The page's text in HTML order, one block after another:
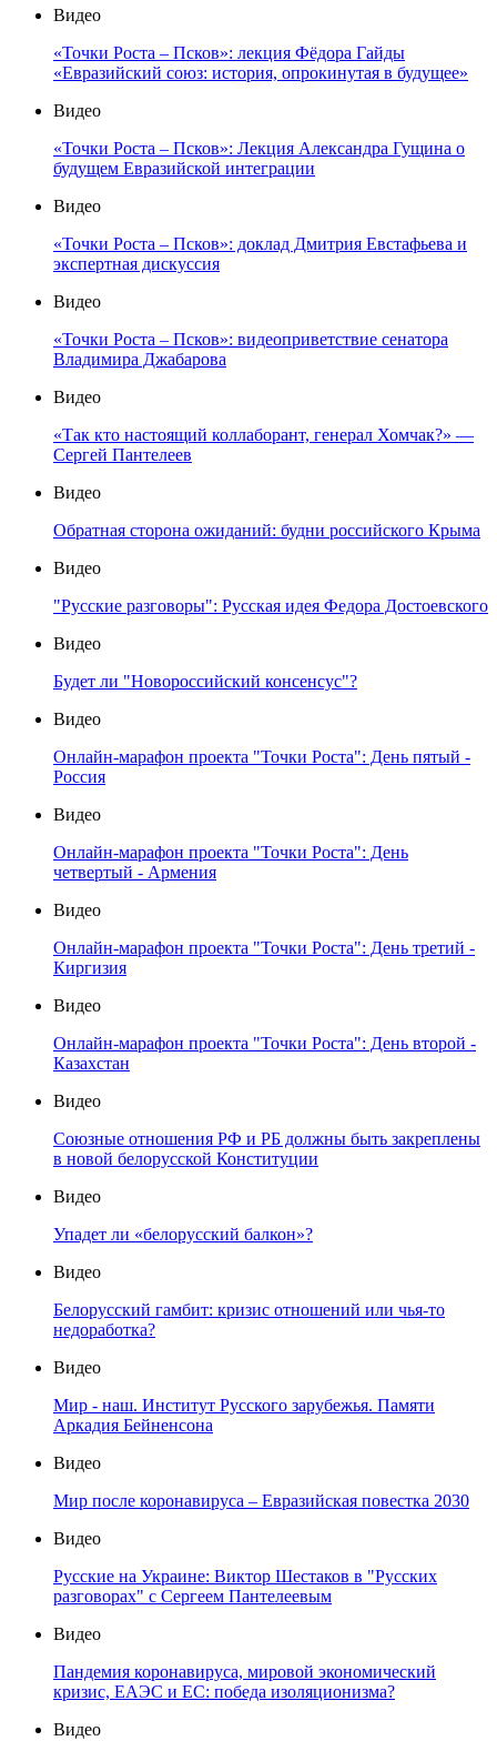
Видео
«Точки Роста – Псков»: лекция Фёдора Гайды
«Евразийский союз: история, опрокинутая в будущее»
Видео
«Точки Роста – Псков»: Лекция Александра Гущина о
будущем Евразийской интеграции
Видео
«Точки Роста – Псков»: доклад Дмитрия Евстафьева и
экспертная дискуссия
Видео
«Точки Роста – Псков»: видеоприветствие сенатора
Владимира Джабарова
Видео
«Так кто настоящий коллаборант, генерал Хомчак?» —
Сергей Пантелеев
Видео
Обратная сторона ожиданий: будни российского Крыма
Видео
"Русские разговоры": Русская идея Федора Достоевского
Видео
Будет ли "Новороссийский консенсус"?
Видео
Онлайн-марафон проекта "Точки Роста": День пятый -
Россия
Видео
Онлайн-марафон проекта "Точки Роста": День
четвертый - Армения
Видео
Онлайн-марафон проекта "Точки Роста": День третий -
Киргизия
Видео
Онлайн-марафон проекта "Точки Роста": День второй -
Казахстан
Видео
Союзные отношения РФ и РБ должны быть закреплены
в новой белорусской Конституции
Видео
Упадет ли «белорусский балкон»?
Видео
Белорусский гамбит: кризис отношений или чья-то
недоработка?
Видео
Мир - наш. Институт Русского зарубежья. Памяти
Аркадия Бейненсона
Видео
Мир после коронавируса – Евразийская повестка 2030
Видео
Русские на Украине: Виктор Шестаков в "Русских
разговорах" с Сергеем Пантелеевым
Видео
Пандемия коронавируса, мировой экономический
кризис, ЕАЭС и ЕС: победа изоляционизма?
Видео